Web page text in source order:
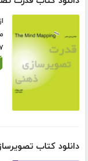
دانلود کتاب